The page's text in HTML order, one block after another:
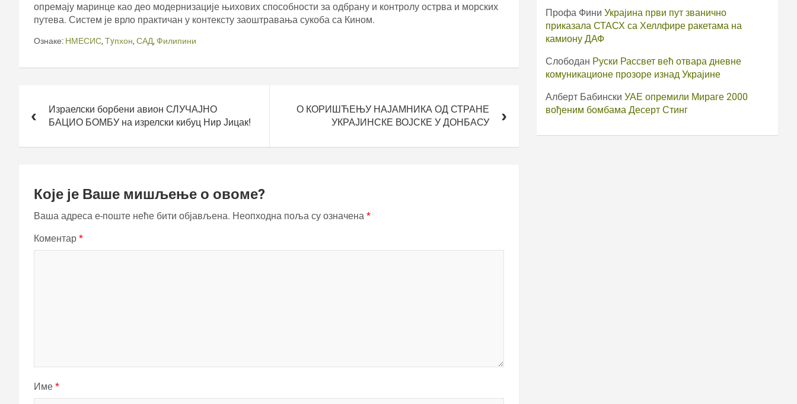
опремају маринце као део модернизације њихових способности за одбрану и контролу острва и морских
путева. Систем је врло практичан у контексту заоштравања сукоба са Кином.
Ознаке: НМЕСИС, Тyпхон, САД, Филипини
чланкаИзраелски борбени авион СЛУЧАЈНО
БАЦИО БОМБУ на изрелски кибуц Нир Јицак!
О КОРИШЋЕЊУ НАЈАМНИКА ОД СТРАНЕ
УКРАЈИНСКЕ ВОЈСКЕ У ДОНБАСУ
Које је Ваше мишљење о овоме?
Ваша адреса е-поште неће бити објављена. Неопходна поља су означена *
Коментар *
Име *
Профа Фини Украјина први пут званично
приказала СТАСХ са Хеллфире ракетама на
камиону ДАФ
Слободан Руски Рассвет већ отвара дневне
комуникационе прозоре изнад Украјине
Алберт Бабински УАЕ опремили Мираге 2000
вођеним бомбама Десерт Стинг